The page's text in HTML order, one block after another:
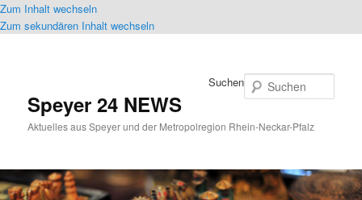
Zum Inhalt wechseln
Zum sekundären Inhalt wechseln
Speyer 24 NEWS
Aktuelles aus Speyer und der Metropolregion Rhein-Neckar-Pfalz
Suchen